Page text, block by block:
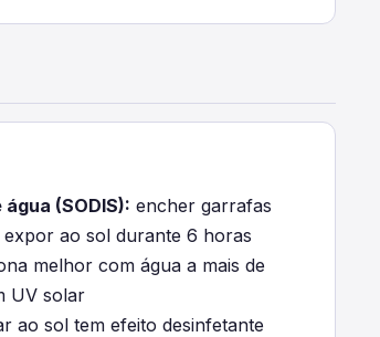
(SODIS): encher garrafas
ao sol durante 6 horas
melhor com água a mais de
UV solar
ao sol tem efeito desinfetante